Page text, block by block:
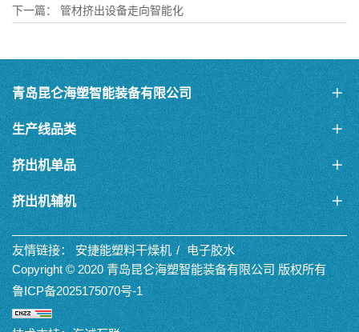
下一篇： 管材挤出设备走向智能化
青岛昆仑海塑智能装备有限公司
生产线品类
挤出机单品
挤出机辅机
友情链接： 安捷能塑料干燥机
电子胶水
Copyright © 2020 青岛昆仑海塑智能装备有限公司 版权所有
鲁ICP备2025175070号-1